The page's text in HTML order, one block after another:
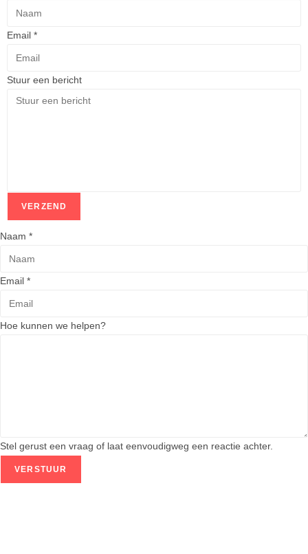
Email *
Stuur een bericht
VERZEND
Naam *
N
m
p
Email *
Hoe kunnen we helpen?
Stel gerust een vraag of laat eenvoudigweg een reactie achter.
VERSTUUR